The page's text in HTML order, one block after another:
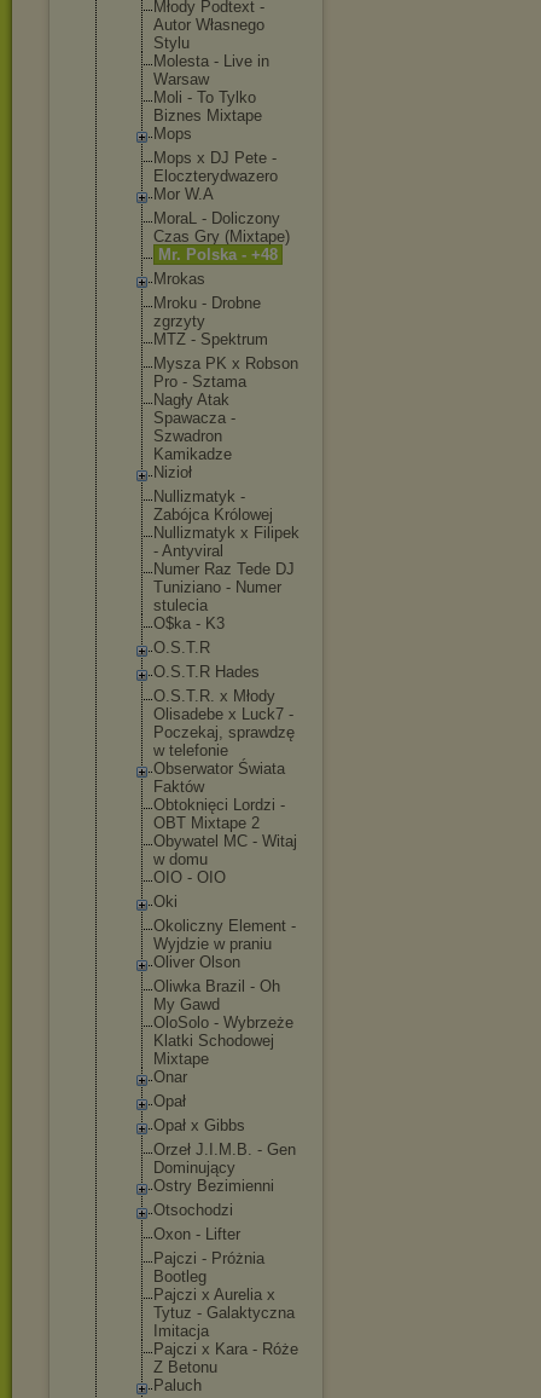
Młody Podtext -
Autor Własnego
Stylu
Molesta - Live in
Warsaw
Moli - To Tylko
Biznes Mixtape
Mops
Mops x DJ Pete -
Eloczterydwazero
Mor W.A
MoraL - Doliczony
Czas Gry (Mixtape)
Mr. Polska - +48
Mrokas
Mroku - Drobne
zgrzyty
MTZ - Spektrum
Mysza PK x Robson
Pro - Sztama
Nagły Atak
Spawacza -
Szwadron
Kamikadze
Nizioł
Nullizmatyk -
Zabójca Królowej
Nullizmatyk x Filipek
- Antyviral
Numer Raz Tede DJ
Tuniziano - Numer
stulecia
O$ka - K3
O.S.T.R
O.S.T.R Hades
O.S.T.R. x Młody
Olisadebe x Luck7 -
Poczekaj, sprawdzę
w telefonie
Obserwator Świata
Faktów
Obtoknięci Lordzi -
OBT Mixtape 2
Obywatel MC - Witaj
w domu
OIO - OIO
Oki
Okoliczny Element -
Wyjdzie w praniu
Oliver Olson
Oliwka Brazil - Oh
My Gawd
OloSolo - Wybrzeże
Klatki Schodowej
Mixtape
Onar
Opał
Opał x Gibbs
Orzeł J.I.M.B. - Gen
Dominujący
Ostry Bezimienni
Otsochodzi
Oxon - Lifter
Pajczi - Próżnia
Bootleg
Pajczi x Aurelia x
Tytuz - Galaktyczna
Imitacja
Pajczi x Kara - Róże
Z Betonu
Paluch